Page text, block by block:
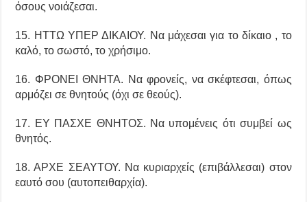
όσους νοιάζεσαι.
15. ΗΤΤΩ ΥΠΕΡ ΔΙΚΑΙΟΥ. Να μάχεσαι για το δίκαιο , το
καλό, το σωστό, το χρήσιμο.
16. ΦΡΟΝΕΙ ΘΝΗΤΑ. Να φρονείς, να σκέφτεσαι, όπως
αρμόζει σε θνητούς (όχι σε θεούς).
17. ΕΥ ΠΑΣΧΕ ΘΝΗΤΟΣ. Να υπομένεις ότι συμβεί ως
θνητός.
18. ΑΡΧΕ ΣΕΑΥΤΟΥ. Να κυριαρχείς (επιβάλλεσαι) στον
εαυτό σου (αυτοπειθαρχία).